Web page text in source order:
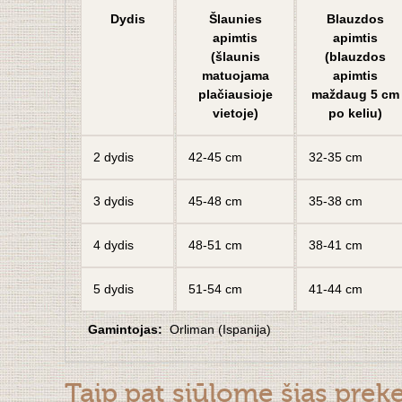
Dydis
Šlaunies
apimtis
(šlaunis
matuojama
plačiausioje
vietoje)
Blauzdos
apimtis
(blauzdos
apimtis
maždaug 5 cm
po keliu)
2 dydis 42-45 cm 32-35 cm
3 dydis 45-48 cm 35-38 cm
4 dydis 48-51 cm 38-41 cm
5 dydis 51-54 cm 41-44 cm
Gamintojas:Orliman (Ispanija)